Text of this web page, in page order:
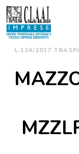
Skip
to
content
L.124/2017